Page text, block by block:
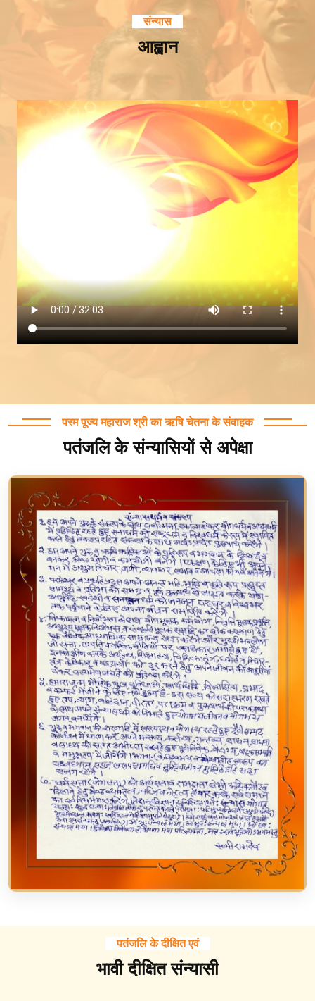
संन्यास
आह्वान
परम पूज्य महाराज श्री का ऋषि चेतना के संवाहक
पतंजलि के संन्यासियों से अपेक्षा
पतंजलि के दीक्षित एवं
भावी दीक्षित संन्यासी